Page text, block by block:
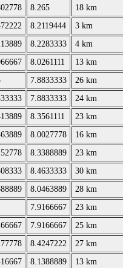
8.265
18 km
8.2119444
3 km
8.2283333
4 km
8.0261111
13 km
7.8833333
26 km
7.8833333
24 km
8.3561111
23 km
8.0027778
16 km
8.3388889
23 km
8.4633333
30 km
8.0463889
28 km
7.9166667
23 km
7.9166667
25 km
8.4247222
27 km
8.1388889
13 km